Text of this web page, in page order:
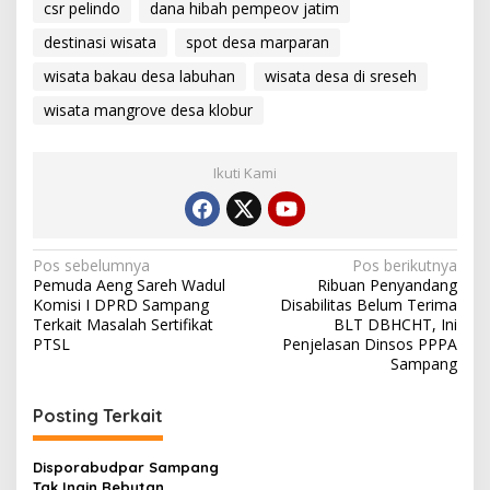
csr pelindo
dana hibah pempeov jatim
destinasi wisata
spot desa marparan
wisata bakau desa labuhan
wisata desa di sreseh
wisata mangrove desa klobur
Ikuti Kami
Navigasi
pos
Pos sebelumnya
Pemuda Aeng Sareh Wadul
Komisi I DPRD Sampang
Terkait Masalah Sertifikat
PTSL
Pos berikutnya
Ribuan Penyandang
Disabilitas Belum Terima
BLT DBHCHT, Ini
Penjelasan Dinsos PPPA
Sampang
Posting Terkait
Disporabudpar Sampang